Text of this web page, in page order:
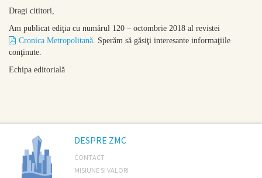
Dragi cititori,
Am publicat ediţia cu numărul 120 – octombrie 2018 al revistei
Cronica Metropolitană. Sperăm să găsiţi interesante informaţiile
conţinute.
Echipa editorială
DESPRE ZMC
CONTACT
MISIUNE SI VALORI